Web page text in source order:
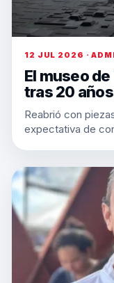
12 JUL 2026 ·
El museo
tras 20 años
Reabrió con
expectativa de